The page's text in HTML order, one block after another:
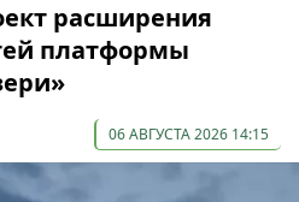
расширения
платформы
06 АВГУСТА 2026 14:15